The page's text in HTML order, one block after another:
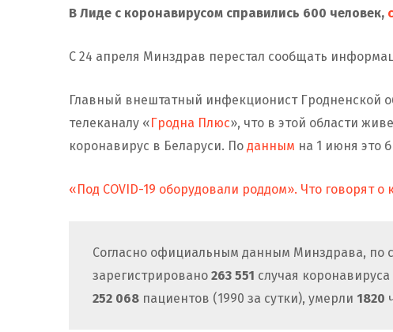
В Лиде с коронавирусом справились 600 человек,
С 24 апреля Минздрав перестал сообщать
Главный внештатный инфекционист Гродненской
телеканалу «Гродна Плюс», что в этой области
коронавирус в Беларуси. По данным на 1 июня это
«Под COVID-19 оборудовали роддом». Что говорят о
Согласно официальным данным Минздрава, по
зарегистрировано 263 551 случая
252 068 пациентов (1990 за сутки), умерли 1820